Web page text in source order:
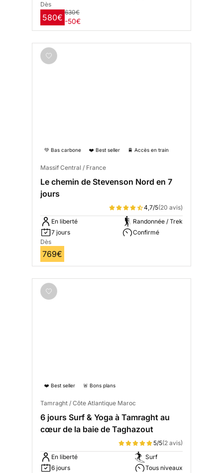
Dès
580€
630€
-50€
💚 Bas carbone ❤️ Best seller 🚆 Accès en train
Massif Central / France
Le chemin de Stevenson Nord en 7
jours
4,7/5(20 avis)
En liberté
7 jours
Randonnée / Trek
Confirmé
Dès
769€
❤️ Best seller 🚨 Bons plans
Tamraght / Côte Atlantique Maroc
6 jours Surf & Yoga à Tamraght au
cœur de la baie de Taghazout
5/5(2 avis)
En liberté
6 jours
Surf
Tous niveaux